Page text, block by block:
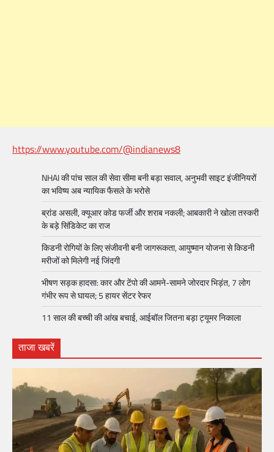
https://www.youtube.com/@indianews8
NHAI की पांच साल की सेवा सीमा बनी बड़ा सवाल, अनुभवी साइट इंजीनियरों
का भविष्य अब न्यायिक फैसले के भरोसे
ब्रांड असली, क्यूआर कोड फर्जी और शराब नकली; आबकारी ने खोला तस्करी
के बड़े सिंडिकेट का राज
किडनी रोगियों के लिए संजीवनी बनी जागरूकता, आयुष्मान योजना से किडनी
मरीजों को मिलेगी नई जिंदगी
भीषण सड़क हादसा: कार और टेंपो की आमने-सामने जोरदार भिड़ंत, 7 लोग
गंभीर रूप से घायल; 5 हायर सेंटर रेफर​
11 साल की बच्ची की आंख बचाई, आईबॉल जितना बड़ा ट्यूमर निकाला
ताजा खबरें